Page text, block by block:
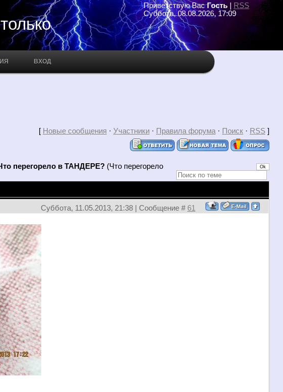
Приветствую Вас Гость|
RSS
Суббота, 08.08.2026, 17:09
ВХОД
[ Новые сообщения · Участники· Правила форума· Поиск· RSS]
перегорело в ТАНДЕРЕ? (Что перегорело
Суббота, 11.05.2013, 21:38 | Сообщение # 61